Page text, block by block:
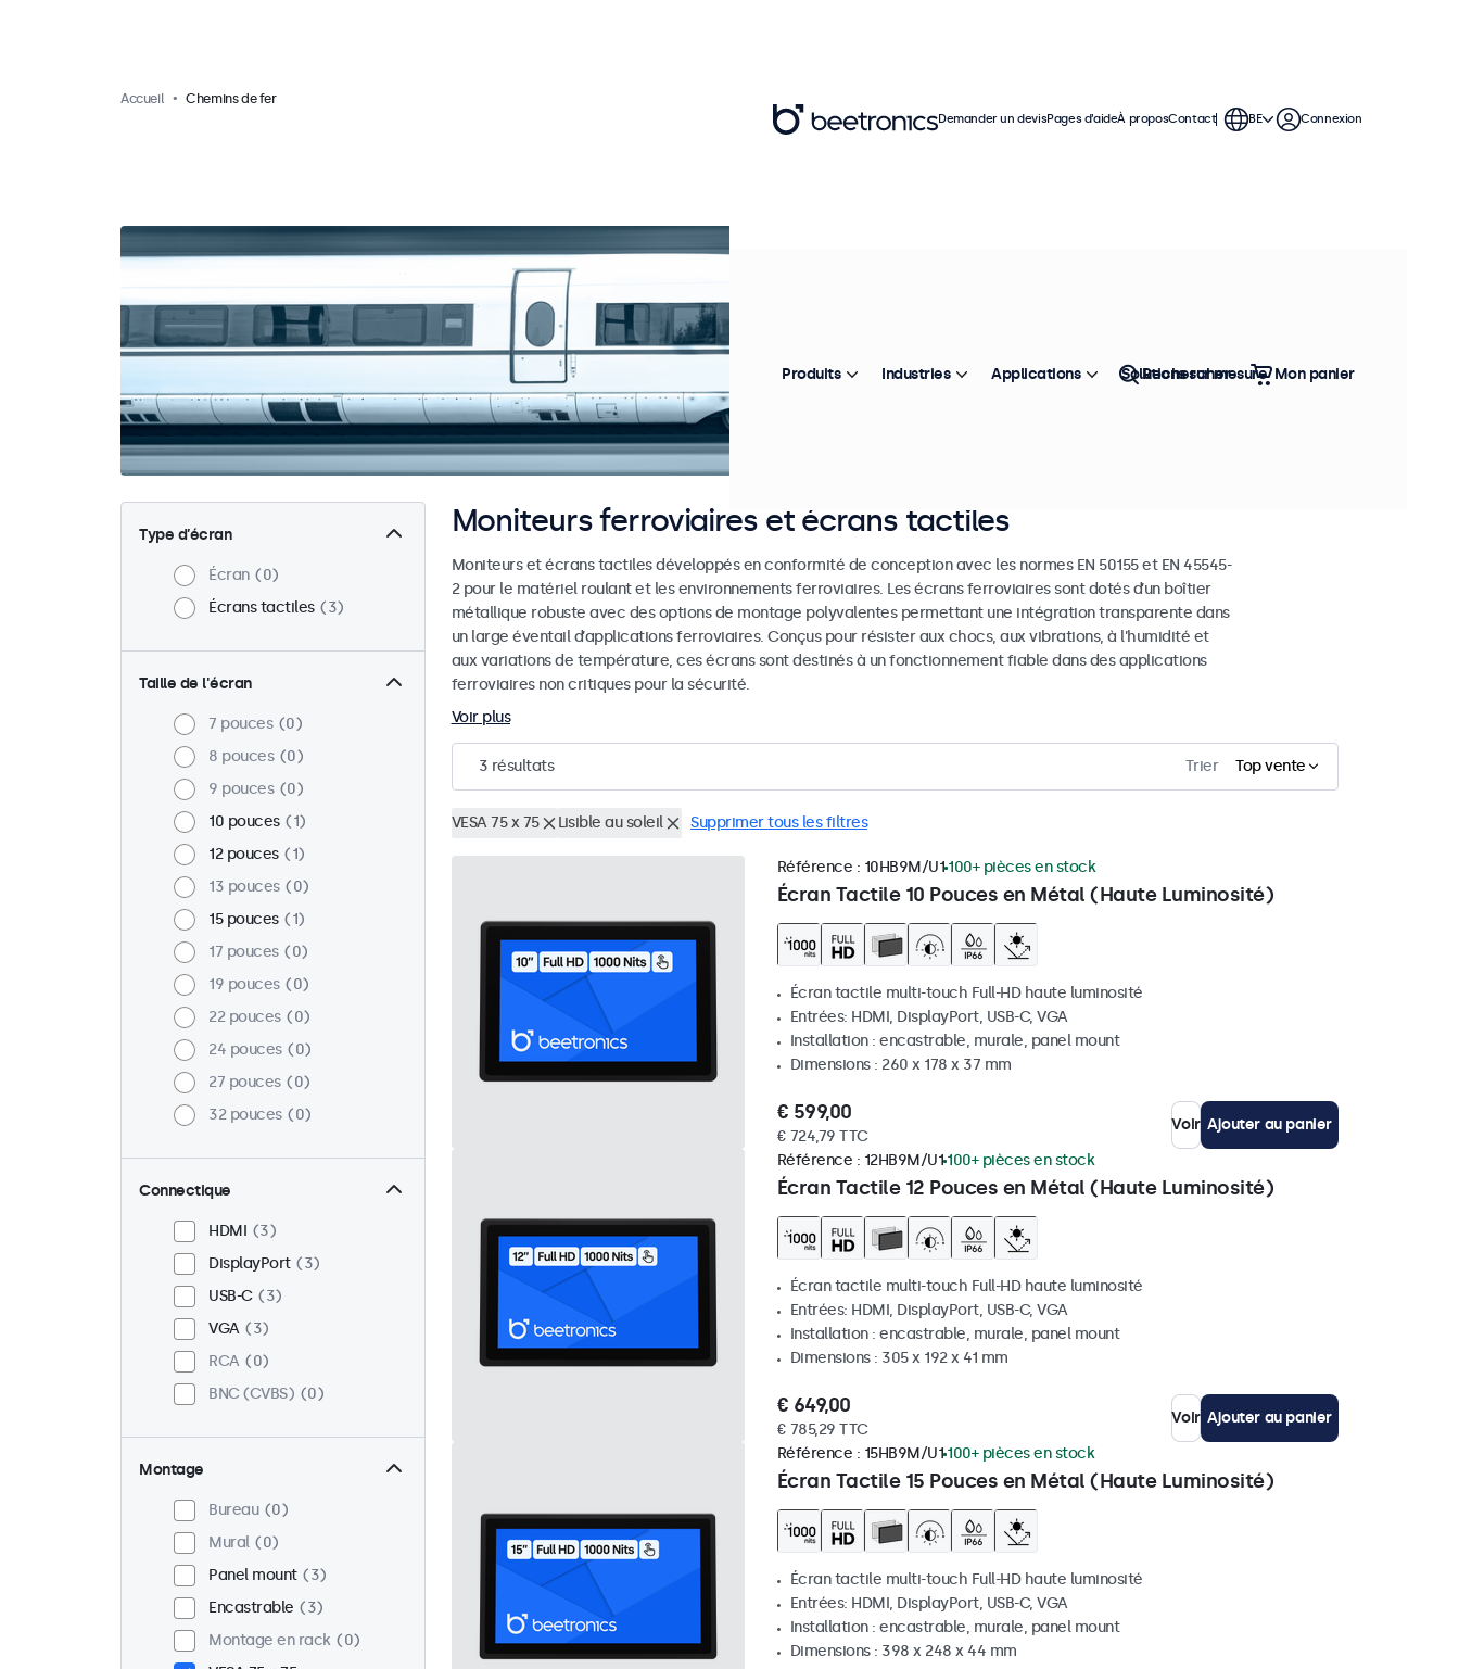
Accueil Chemins de fer
Type d’écran
Écran
0
Écrans tactiles
3
Taille de l'écran
7 pouces
0
8 pouces
0
9 pouces
0
10 pouces
1
12 pouces
1
13 pouces
0
15 pouces
1
17 pouces
0
19 pouces
0
22 pouces
0
24 pouces
0
27 pouces
0
32 pouces
0
Connectique
HDMI
3
DisplayPort
3
USB-C
3
VGA
3
RCA
0
BNC (CVBS)
0
Montage
Bureau
0
Mural
0
Panel mount
3
Encastrable
3
Montage en rack
0
Moniteurs ferroviaires et écrans tactiles
Moniteurs et écrans tactiles développés en conformité de conception avec les normes EN 50155 et EN 45545-
2 pour le matériel roulant et les environnements ferroviaires. Les écrans ferroviaires sont dotés d’un boîtier
métallique robuste avec des options de montage polyvalentes permettant une intégration transparente dans
un large éventail d’applications ferroviaires. Conçus pour résister aux chocs, aux vibrations, à l’humidité et
aux variations de température, ces écrans sont destinés à un fonctionnement fiable dans des applications
ferroviaires non critiques pour la sécurité.
Voir plus
3 résultats Trier Top vente
VESA 75 x 75 Lisible au soleil Supprimer tous les filtres
Écran Tactile 10 Pouces en Métal (Haute Luminosité)
Référence : 10HB9M/U1 100+ pièces en stock
Écran tactile multi-touch Full-HD haute luminosité
Entrées: HDMI, DisplayPort, USB-C, VGA
Installation : encastrable, murale, panel mount
Dimensions : 260 x 178 x 37 mm
€ 599,00
€ 724,79 TTC
Voir Ajouter au panier
Écran Tactile 12 Pouces en Métal (Haute Luminosité)
Référence : 12HB9M/U1 100+ pièces en stock
Écran tactile multi-touch Full-HD haute luminosité
Entrées: HDMI, DisplayPort, USB-C, VGA
Installation : encastrable, murale, panel mount
Dimensions : 305 x 192 x 41 mm
€ 649,00
€ 785,29 TTC
Voir Ajouter au panier
Écran Tactile 15 Pouces en Métal (Haute Luminosité)
Référence : 15HB9M/U1 100+ pièces en stock
Écran tactile multi-touch Full-HD haute luminosité
Entrées: HDMI, DisplayPort, USB-C, VGA
Installation : encastrable, murale, panel mount
Dimensions : 398 x 248 x 44 mm
Demander un devisPages d’aideÀ proposContact BE Connexion
Produits Industries Applications Solutions sur mesure
Rechercher Mon panier